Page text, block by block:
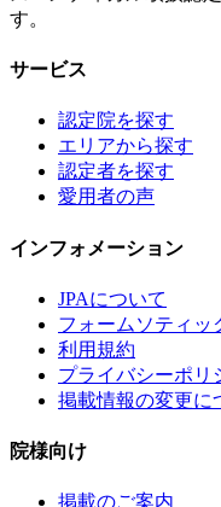
す。
サービス
認定院を探す
エリアから探す
認定者を探す
愛用者の声
インフォメーション
JPAについて
フォームソティッ
利用規約
プライバシーポリ
掲載情報の変更に
院様向け
掲載のご案内